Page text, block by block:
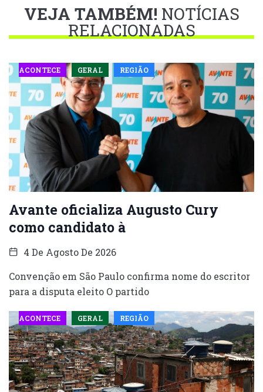
VEJA TAMBÉM! NOTÍCIAS
RELACIONADAS
ACONTECE GERAL REGIÃO
Avante oficializa Augusto Cury
como candidato à
4 De Agosto De 2026
Convenção em São Paulo confirma nome do escritor
para a disputa eleito O partido
ACONTECE GERAL REGIÃO